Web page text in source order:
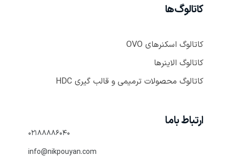
کاتالوگ‌ها
کاتالوگ اسکنر‌های OVO
کاتالوگ الاینر‌ها
کاتالوگ محصولات ترمیمی و قالب گیری HDC
ارتباط باما
۰۲۱۸۸۸۸۶۰۴۰
info@nikpouyan.com